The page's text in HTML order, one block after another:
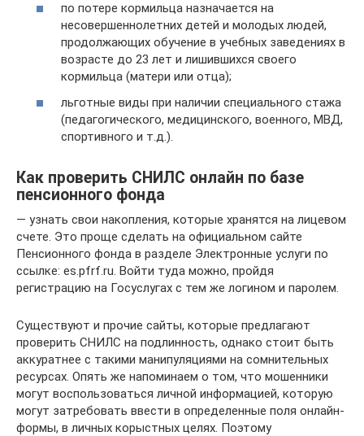
по потере кормильца назначается на
несовершеннолетних детей и молодых людей,
продолжающих обучение в учебных заведениях в
возрасте до 23 лет и лишившихся своего
кормильца (матери или отца);
льготные виды при наличии специального стажа
(педагогического, медицинского, военного, МВД,
спортивного и т.д.).
Как проверить СНИЛС онлайн по базе
пенсионного фонда
— узнать свои накопления, которые хранятся на лицевом
счете. Это проще сделать на официальном сайте
Пенсионного фонда в разделе Электронные услуги по
ссылке: es.pfrf.ru. Войти туда можно, пройдя
регистрацию на Госуслугах с тем же логином и паролем.
Существуют и прочие сайты, которые предлагают
проверить СНИЛС на подлинность, однако стоит быть
аккуратнее с такими манипуляциями на сомнительных
ресурсах. Опять же напоминаем о том, что мошенники
могут воспользоваться личной информацией, которую
могут затребовать ввести в определенные поля онлайн-
формы, в личных корыстных целях. Поэтому